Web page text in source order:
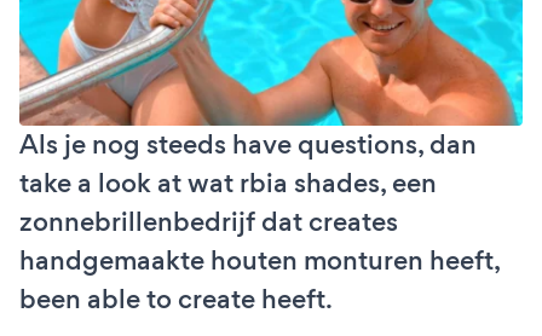
Als je nog steeds have questions, dan
take a look at wat rbia shades, een
zonnebrillenbedrijf dat creates
handgemaakte houten monturen heeft,
been able to create heeft.